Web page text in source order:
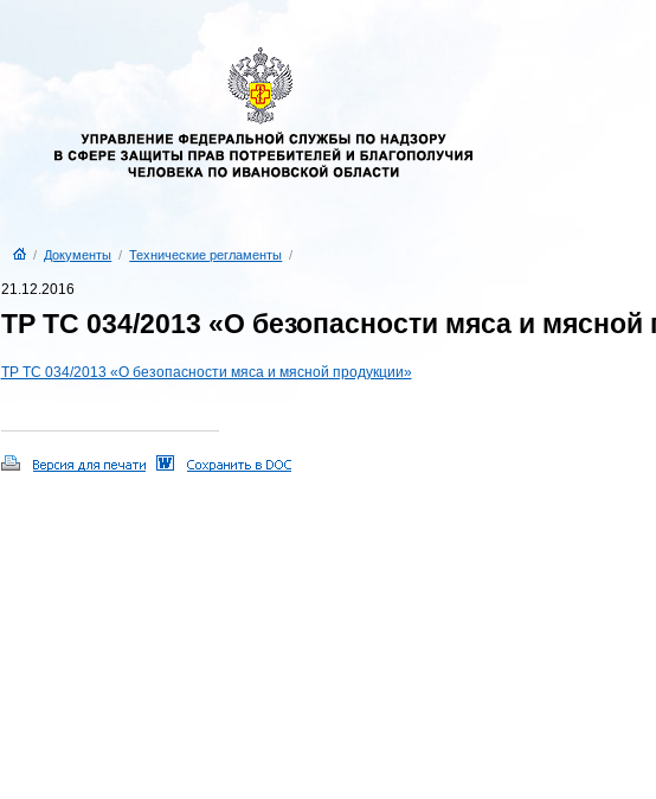
/ Документы /Технические регламенты /
21.12.2016
ТР ТС 034/2013 «О безопасности мяса и мясной
ТР ТС 034/2013 «О безопасности мяса и мясной продукции»